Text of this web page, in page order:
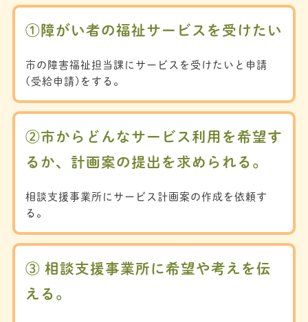
①障がい者の福祉サービスを受けたい
市の障害福祉担当課にサービスを受けたいと申請
(受給申請)をする。
②市からどんなサービス利用を希望す
るか、計画案の提出を求められる。
相談支援事業所にサービス計画案の作成を依頼す
る。
③ 相談支援事業所に希望や考えを伝
える。